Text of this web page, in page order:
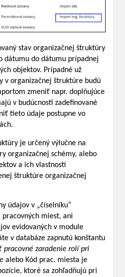
stav organizačnej štruktúry
dátumu do dátumu prípadnej
objektov. Prípadné už
v organizačnej štruktúre budú
zmeniť napr. doplňujúce
v budúcnosti zadefinované
tieto údaje postupne vo
je určený výlučne na
organizačnej schémy, alebo
a ich vlastností
štruktúre organizačnej
údajov v „číselníku“
miest, ani
evidovaných v module
v databáze zapnutú konštantu
pracovné zaradenie rolí pri
alebo Kód prac. miesta je
ktoré sa zohľadňujú pri